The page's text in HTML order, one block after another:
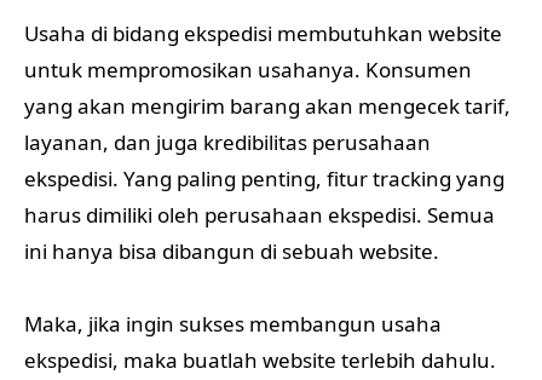
Usaha di bidang ekspedisi membutuhkan website
untuk mempromosikan usahanya. Konsumen
yang akan mengirim barang akan mengecek tarif,
layanan, dan juga kredibilitas perusahaan
ekspedisi. Yang paling penting, fitur tracking yang
harus dimiliki oleh perusahaan ekspedisi. Semua
ini hanya bisa dibangun di sebuah website.
Maka, jika ingin sukses membangun usaha
ekspedisi, maka buatlah website terlebih dahulu.